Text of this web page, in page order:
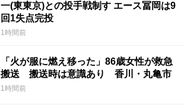
一(東東京)との投手戦制す エース冨岡は9
回1失点完投
1時間前
「火が服に燃え移った」86歳女性が救急
搬送 搬送時は意識あり 香川・丸亀市
1時間前